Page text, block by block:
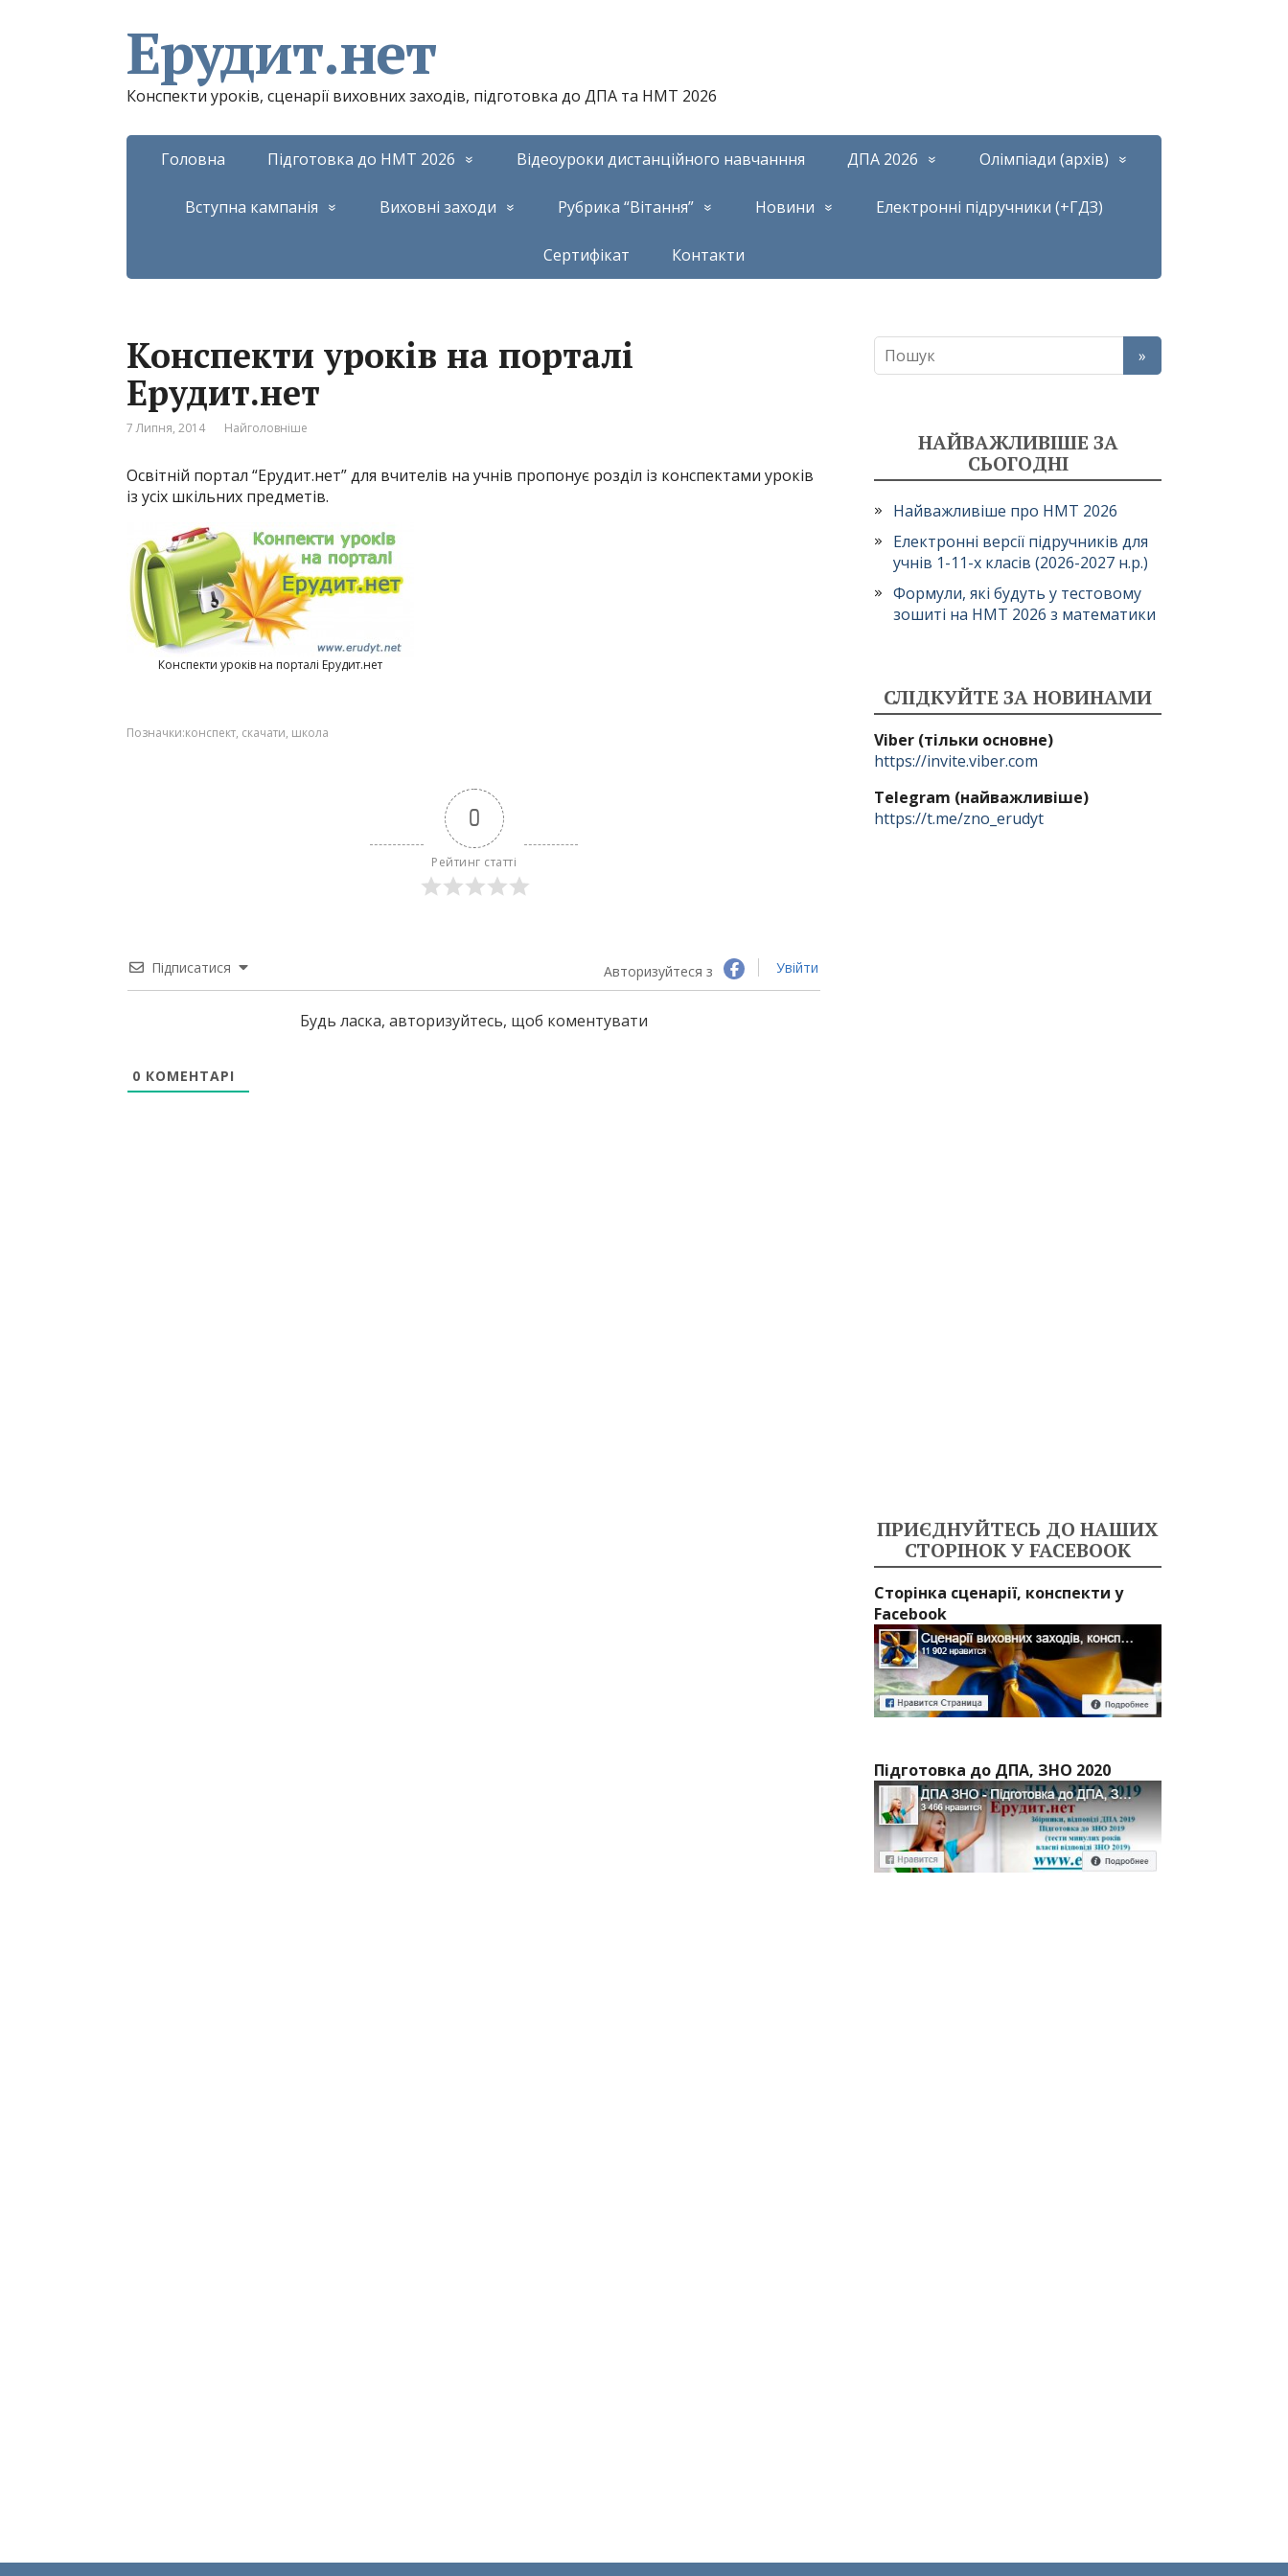
Ерудит.нет
Конспекти уроків, сценарії виховних заходів, підготовка до ДПА та НМТ 2026
Головна Підготовка до НМТ 2026 Відеоуроки дистанційного навчанння ДПА 2026 Олімпіади (архів)
Вступна кампанія Виховні заходи Рубрика “Вітання” Новини Електронні підручники (+ГДЗ)
Сертифікат Контакти
Конспекти уроків на порталі
Ерудит.нет
7 Липня, 2014 Найголовніше
Освітній портал “Ерудит.нет” для вчителів на учнів пропонує розділ із конспектами уроків
із усіх шкільних предметів.
Конспекти уроків на порталі Ерудит.нет
Позначки:конспект, скачати, школа
0
Рейтинг статті
Підписатися Авторизуйтеся з Увійти
Будь ласка, авторизуйтесь, щоб коментувати
0 КОМЕНТАРІ
НАЙВАЖЛИВІШЕ ЗА
СЬОГОДНІ
Найважливіше про НМТ 2026
Електронні версії підручників для
учнів 1-11-х класів (2026-2027 н.р.)
Формули, які будуть у тестовому
зошиті на НМТ 2026 з математики
СЛІДКУЙТЕ ЗА НОВИНАМИ
Viber (тільки основне)
https://invite.viber.com
Telegram (найважливіше)
https://t.me/zno_erudyt
ПРИЄДНУЙТЕСЬ ДО НАШИХ
СТОРІНОК У FACEBOOK
Сторінка сценарії, конспекти у
Facebook
Підготовка до ДПА, ЗНО 2020